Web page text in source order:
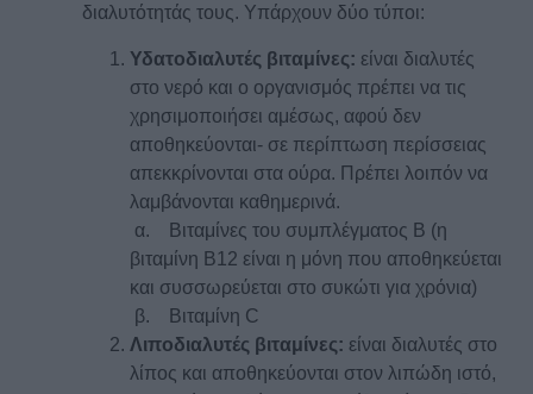
διαλυτότητάς τους. Υπάρχουν δύο τύποι:
Υδατοδιαλυτές βιταμίνες: είναι διαλυτές
στο νερό και ο οργανισμός πρέπει να τις
χρησιμοποιήσει αμέσως, αφού δεν
αποθηκεύονται- σε περίπτωση περίσσειας
απεκκρίνονται στα ούρα. Πρέπει λοιπόν να
λαμβάνονται καθημερινά.
α. Βιταμίνες του συμπλέγματος Β (η
βιταμίνη Β12 είναι η μόνη που αποθηκεύεται
και συσσωρεύεται στο συκώτι για χρόνια)
β. Βιταμίνη C
Λιποδιαλυτές βιταμίνες: είναι διαλυτές στο
λίπος και αποθηκεύονται στον λιπώδη ιστό,